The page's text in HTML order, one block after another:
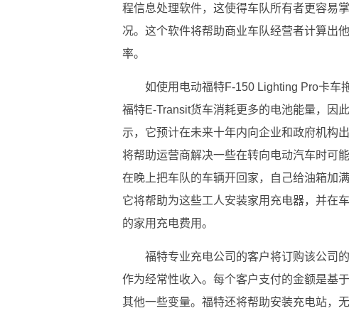
程信息处理软件，这使得车队所有者更容易
况。这个软件将帮助商业车队经营者计算出
率。
如使用电动福特F-150 Lighting Pro卡车
福特E-Transit货车消耗更多的电池能量，因
示，它预计在未来十年内向企业和政府机构
将帮助运营商解决一些在转向电动汽车时可
在晚上把车队的车辆开回家，自己给油箱加
它将帮助为这些工人安装家用充电器，并在
的家用充电费用。
福特专业充电公司的客户将订购该公司
作为经常性收入。每个客户支付的金额是基
其他一些变量。福特还将帮助安装充电站，